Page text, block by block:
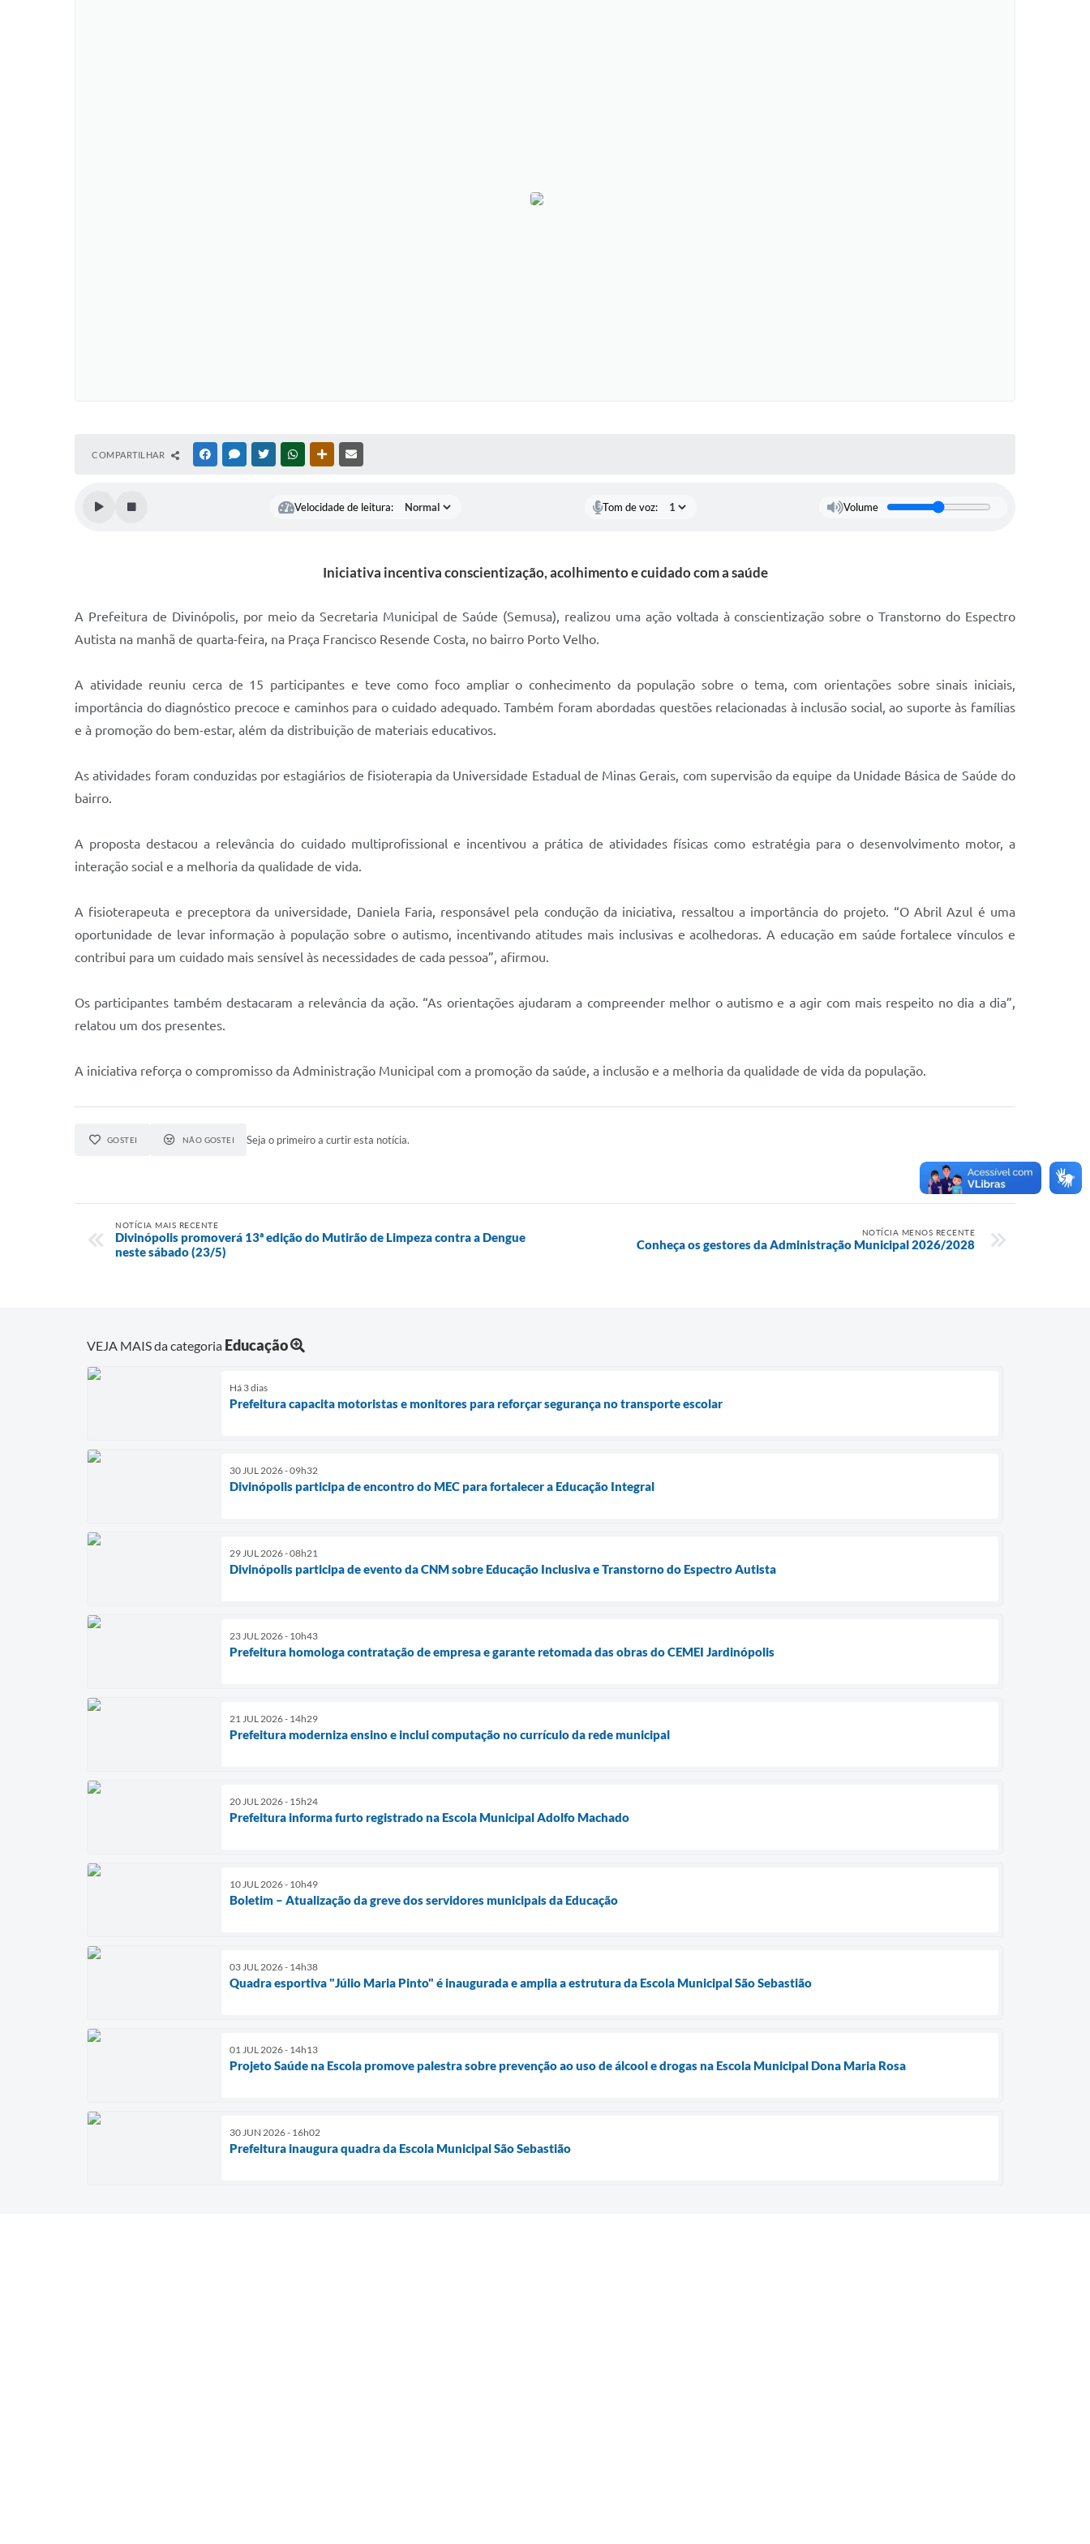
COMPARTILHAR FACEBOOKMESSENGER
TWITTERWHATSAPPOUTRAS MÍDIAS
Velocidade de leitura: Tom de voz: Volume
Iniciativa incentiva conscientização, acolhimento e cuidado com a saúde
A Prefeitura de Divinópolis, por meio da Secretaria Municipal de Saúde (Semusa), realizou uma ação voltada à conscientização sobre o Transtorno do Espectro
Autista na manhã de quarta-feira, na Praça Francisco Resende Costa, no bairro Porto Velho.
A atividade reuniu cerca de 15 participantes e teve como foco ampliar o conhecimento da população sobre o tema, com orientações sobre sinais iniciais,
importância do diagnóstico precoce e caminhos para o cuidado adequado. Também foram abordadas questões relacionadas à inclusão social, ao suporte às famílias
e à promoção do bem-estar, além da distribuição de materiais educativos.
As atividades foram conduzidas por estagiários de fisioterapia da Universidade Estadual de Minas Gerais, com supervisão da equipe da Unidade Básica de Saúde do
bairro.
A proposta destacou a relevância do cuidado multiprofissional e incentivou a prática de atividades físicas como estratégia para o desenvolvimento motor, a
interação social e a melhoria da qualidade de vida.
A fisioterapeuta e preceptora da universidade, Daniela Faria, responsável pela condução da iniciativa, ressaltou a importância do projeto. “O Abril Azul é uma
oportunidade de levar informação à população sobre o autismo, incentivando atitudes mais inclusivas e acolhedoras. A educação em saúde fortalece vínculos e
contribui para um cuidado mais sensível às necessidades de cada pessoa”, afirmou.
Os participantes também destacaram a relevância da ação. “As orientações ajudaram a compreender melhor o autismo e a agir com mais respeito no dia a dia”,
relatou um dos presentes.
A iniciativa reforça o compromisso da Administração Municipal com a promoção da saúde, a inclusão e a melhoria da qualidade de vida da população.
GOSTEI NÃO GOSTEI Seja o primeiro a curtir esta notícia.
NOTÍCIA MAIS RECENTE
Divinópolis promoverá 13ª edição do Mutirão de Limpeza contra a Dengue
neste sábado (23/5)
NOTÍCIA MENOS RECENTE
Conheça os gestores da Administração Municipal 2026/2028
VEJA MAIS da categoria Educação
Há 3 dias
Prefeitura capacita motoristas e monitores para reforçar segurança no transporte escolar
30 JUL 2026 - 09h32
Divinópolis participa de encontro do MEC para fortalecer a Educação Integral
29 JUL 2026 - 08h21
Divinópolis participa de evento da CNM sobre Educação Inclusiva e Transtorno do Espectro Autista
23 JUL 2026 - 10h43
Prefeitura homologa contratação de empresa e garante retomada das obras do CEMEI Jardinópolis
21 JUL 2026 - 14h29
Prefeitura moderniza ensino e inclui computação no currículo da rede municipal
20 JUL 2026 - 15h24
Prefeitura informa furto registrado na Escola Municipal Adolfo Machado
10 JUL 2026 - 10h49
Boletim – Atualização da greve dos servidores municipais da Educação
03 JUL 2026 - 14h38
Quadra esportiva "Júlio Maria Pinto" é inaugurada e amplia a estrutura da Escola Municipal São Sebastião
01 JUL 2026 - 14h13
Projeto Saúde na Escola promove palestra sobre prevenção ao uso de álcool e drogas na Escola Municipal Dona Maria Rosa
30 JUN 2026 - 16h02
Prefeitura inaugura quadra da Escola Municipal São Sebastião